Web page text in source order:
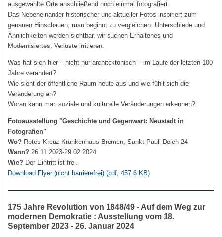
ausgewählte Orte anschließend noch einmal fotografiert.
Das Nebeneinander historischer und aktueller Fotos inspiriert zum
genauen Hinschauen, man beginnt zu vergleichen. Unterschiede und
Ähnlichkeiten werden sichtbar, wir suchen Erhaltenes und
Modernisiertes, Verluste irritieren.
Was hat sich hier – nicht nur architektonisch – im Laufe der letzten 100
Jahre verändert?
Wie sieht der öffentliche Raum heute aus und wie fühlt sich die
Veränderung an?
Woran kann man soziale und kulturelle Veränderungen erkennen?
Fotoausstellung "Geschichte und Gegenwart: Neustadt in
Fotografien"
Wo? Rotes Kreuz Krankenhaus Bremen, Sankt-Pauli-Deich 24
Wann? 26.11.2023-29.02.2024
Wie? Der Eintritt ist frei.
Download Flyer (nicht barrierefrei) (pdf, 457.6 KB)
175 Jahre Revolution von 1848/49 - Auf dem Weg zur
modernen Demokratie : Ausstellung vom 18.
September 2023 - 26. Januar 2024